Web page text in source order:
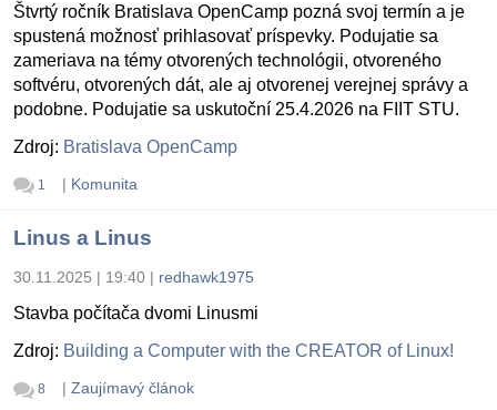
Štvrtý ročník Bratislava OpenCamp pozná svoj termín a je
spustená možnosť prihlasovať príspevky. Podujatie sa
zameriava na témy otvorených technológii, otvoreného
softvéru, otvorených dát, ale aj otvorenej verejnej správy a
podobne. Podujatie sa uskutoční 25.4.2026 na FIIT STU.
Zdroj: Bratislava OpenCamp
1 | Komunita
Linus a Linus
30.11.2025 | 19:40 | redhawk1975
Stavba počítača dvomi Linusmi
Zdroj: Building a Computer with the CREATOR of Linux!
8 | Zaujímavý článok